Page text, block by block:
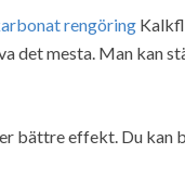
rengöring
mesta. Man kan
bättre effekt. Du kan